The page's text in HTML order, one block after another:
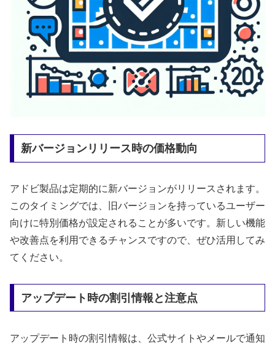
新バージョンリリース時の価格動向
アドビ製品は定期的に新バージョンがリリースされます。
このタイミングでは、旧バージョンを持っているユーザー
向けに特別価格が設定されることが多いです。新しい機能
や改善点を利用できるチャンスですので、ぜひ活用してみ
てください。
アップデート時の割引情報と注意点
アップデート時の割引情報は、公式サイトやメールで通知